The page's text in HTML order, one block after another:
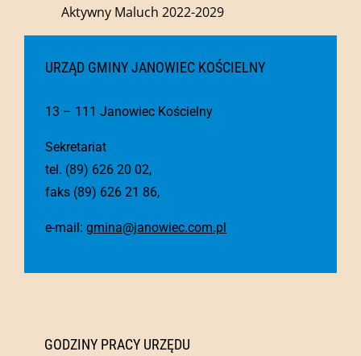
Aktywny Maluch 2022-2029
URZĄD GMINY JANOWIEC KOŚCIELNY
13 – 111 Janowiec Kościelny
Sekretariat
tel. (89) 626 20 02,
faks (89) 626 21 86,
e-mail: gmina@janowiec.com.pl
GODZINY PRACY URZĘDU